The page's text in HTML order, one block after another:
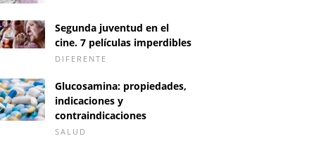
Segunda juventud en el
cine. 7 películas imperdibles
DIFERENTE
Glucosamina: propiedades,
indicaciones y
contraindicaciones
SALUD